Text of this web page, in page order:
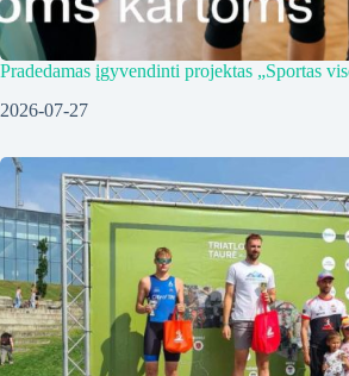
Pradedamas įgyvendinti projektas „Sportas
2026-07-27